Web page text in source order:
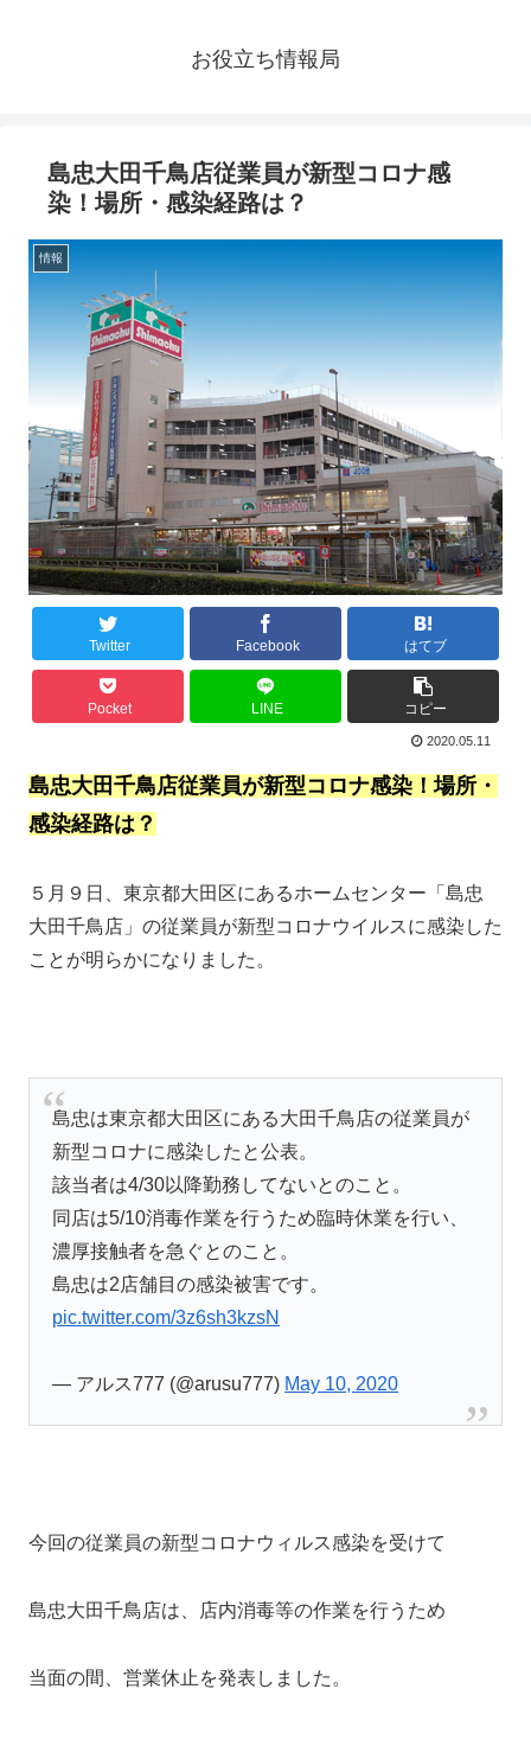
お役立ち情報局
島忠大田千鳥店従業員が新型コロナ感
染！場所・感染経路は？
情報
Twitter Facebook はてブ
Pocket LINE コピー
2020.05.11
島忠大田千鳥店従業員が新型コロナ感染！場所・
感染経路は？
５月９日、東京都大田区にあるホームセンター「島忠
大田千鳥店」の従業員が新型コロナウイルスに感染した
ことが明らかになりました。
島忠は東京都大田区にある大田千鳥店の従業員が
新型コロナに感染したと公表。
該当者は4/30以降勤務してないとのこと。
同店は5/10消毒作業を行うため臨時休業を行い、
濃厚接触者を急ぐとのこと。
島忠は2店舗目の感染被害です。
pic.twitter.com/3z6sh3kzsN
— アルス777 (@arusu777) May 10, 2020
今回の従業員の新型コロナウィルス感染を受けて
島忠大田千鳥店は、店内消毒等の作業を行うため
当面の間、営業休止を発表しました。